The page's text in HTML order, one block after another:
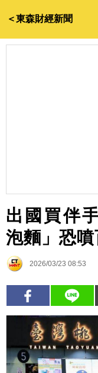
＜東森財經新聞
出國買伴
泡麵」恐
2026/03/23 08:53